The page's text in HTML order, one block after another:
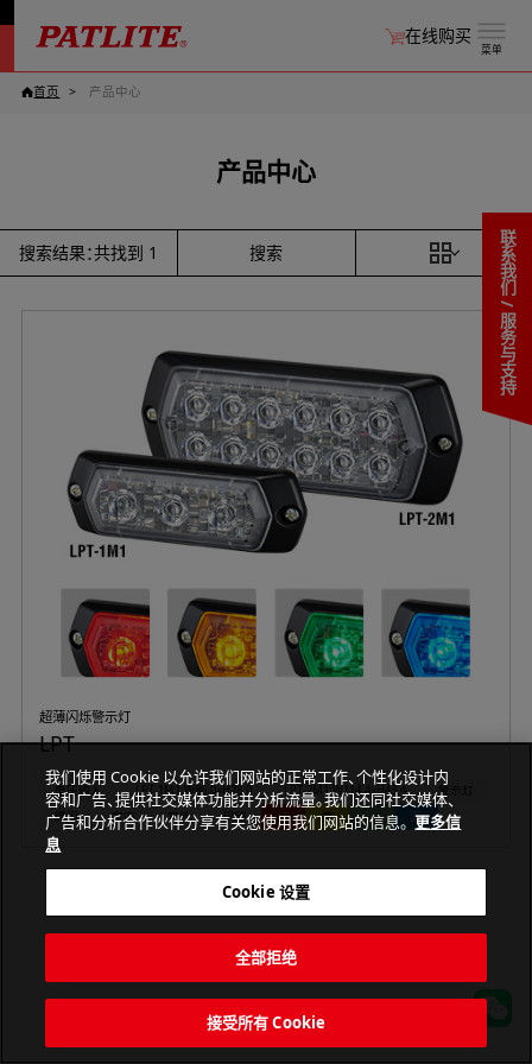
菜单
在线购买
联系我们 / 服务与支持
首页 产品中心
产品中心
搜索结果：共找到 1 搜索
超薄闪烁警示灯
LPT
电压输入 LPT-1M1:W86.0×H28.0 LPT-2M1:W114.4×H43.4
警示灯
爆闪
室内 室外 IP68 红 黄 绿 蓝
PATLITE CORPORATION. All Rights Reserved.
我们使用 Cookie 以允许我们网站的正常工作、个性化设计内
容和广告、提供社交媒体功能并分析流量。我们还同社交媒体、
广告和分析合作伙伴分享有关您使用我们网站的信息。 更多信
息
Cookie 设置
全部拒绝
接受所有 Cookie